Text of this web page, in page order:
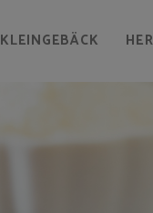
KLEINGEBÄCK